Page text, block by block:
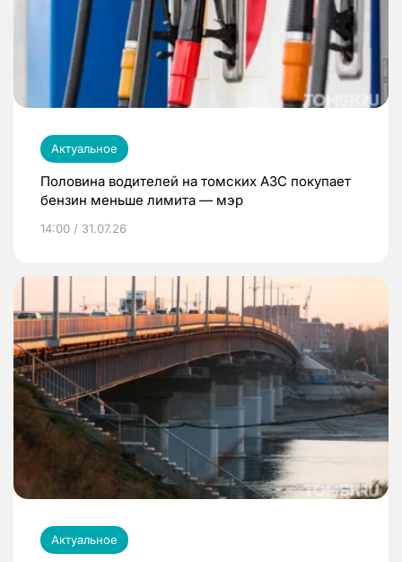
Актуальное
Половина водителей на томских АЗС покупает
бензин меньше лимита — мэр
14:00 / 31.07.26
Актуальное